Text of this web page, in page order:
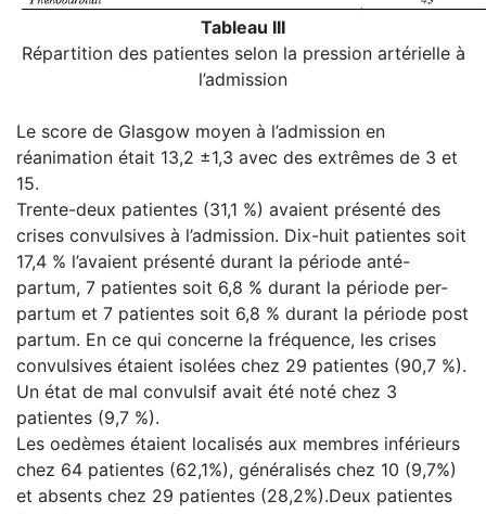
Tableau III
Répartition des patientes selon la pression artérielle à
l’admission
Le score de Glasgow moyen à l’admission en
réanimation était 13,2 ±1,3 avec des extrêmes de 3 et
15.
Trente-deux patientes (31,1 %) avaient présenté des
crises convulsives à l’admission. Dix-huit patientes soit
17,4 % l’avaient présenté durant la période anté-
partum, 7 patientes soit 6,8 % durant la période per-
partum et 7 patientes soit 6,8 % durant la période post
partum. En ce qui concerne la fréquence, les crises
convulsives étaient isolées chez 29 patientes (90,7 %).
Un état de mal convulsif avait été noté chez 3
patientes (9,7 %).
Les oedèmes étaient localisés aux membres inférieurs
chez 64 patientes (62,1%), généralisés chez 10 (9,7%)
et absents chez 29 patientes (28,2%).Deux patientes